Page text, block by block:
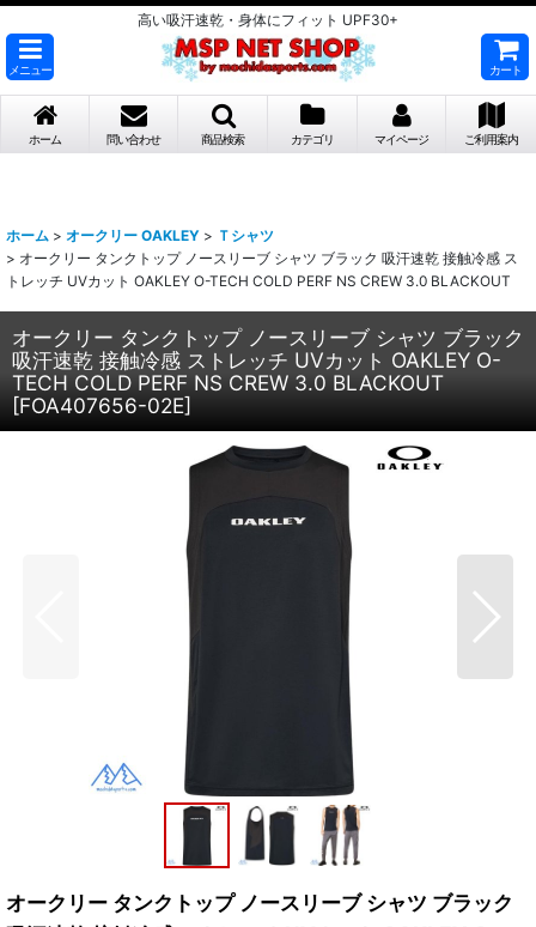
高い吸汗速乾・身体にフィット UPF30+
メニュー カート
ホーム 問い合わせ 商品検索 カテゴリ マイページ ご利用案内
ホーム > オークリー OAKLEY > Ｔシャツ
> オークリー タンクトップ ノースリーブ シャツ ブラック 吸汗速乾 接触冷感 ス
トレッチ UVカット OAKLEY O-TECH COLD PERF NS CREW 3.0 BLACKOUT
オークリー タンクトップ ノースリーブ シャツ ブラック
吸汗速乾 接触冷感 ストレッチ UVカット OAKLEY O-
TECH COLD PERF NS CREW 3.0 BLACKOUT
[FOA407656-02E]
オークリー タンクトップ ノースリーブ シャツ ブラック